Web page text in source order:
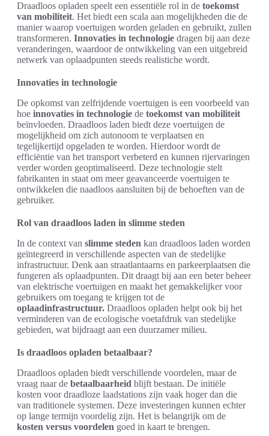
Draadloos opladen speelt een essentiële rol in de toekomst
van mobiliteit. Het biedt een scala aan mogelijkheden die de
manier waarop voertuigen worden geladen en gebruikt, zullen
transformeren. Innovaties in technologie dragen bij aan deze
veranderingen, waardoor de ontwikkeling van een uitgebreid
netwerk van oplaadpunten steeds realistiche wordt.
Innovaties in technologie
De opkomst van zelfrijdende voertuigen is een voorbeeld van
hoe innovaties in technologie de toekomst van mobiliteit
beïnvloeden. Draadloos laden biedt deze voertuigen de
mogelijkheid om zich autonoom te verplaatsen en
tegelijkertijd opgeladen te worden. Hierdoor wordt de
efficiëntie van het transport verbeterd en kunnen rijervaringen
verder worden geoptimaliseerd. Deze technologie stelt
fabrikanten in staat om meer geavanceerde voertuigen te
ontwikkelen die naadloos aansluiten bij de behoeften van de
gebruiker.
Rol van draadloos laden in slimme steden
In de context van slimme steden kan draadloos laden worden
geïntegreerd in verschillende aspecten van de stedelijke
infrastructuur. Denk aan straatlantaarns en parkeerplaatsen die
fungeren als oplaadpunten. Dit draagt bij aan een beter beheer
van elektrische voertuigen en maakt het gemakkelijker voor
gebruikers om toegang te krijgen tot de
oplaadinfrastructuur. Draadloos opladen helpt ook bij het
verminderen van de ecologische voetafdruk van stedelijke
gebieden, wat bijdraagt aan een duurzamer milieu.
Is draadloos opladen betaalbaar?
Draadloos opladen biedt verschillende voordelen, maar de
vraag naar de betaalbaarheid blijft bestaan. De initiële
kosten voor draadloze laadstations zijn vaak hoger dan die
van traditionele systemen. Deze investeringen kunnen echter
op lange termijn voordelig zijn. Het is belangrijk om de
kosten versus voordelen goed in kaart te brengen.